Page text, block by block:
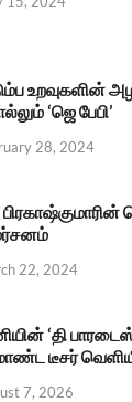
‘ஜெ பேபி’
28, 2024
22, 2024
‘தி
டீசர்
7, 2026